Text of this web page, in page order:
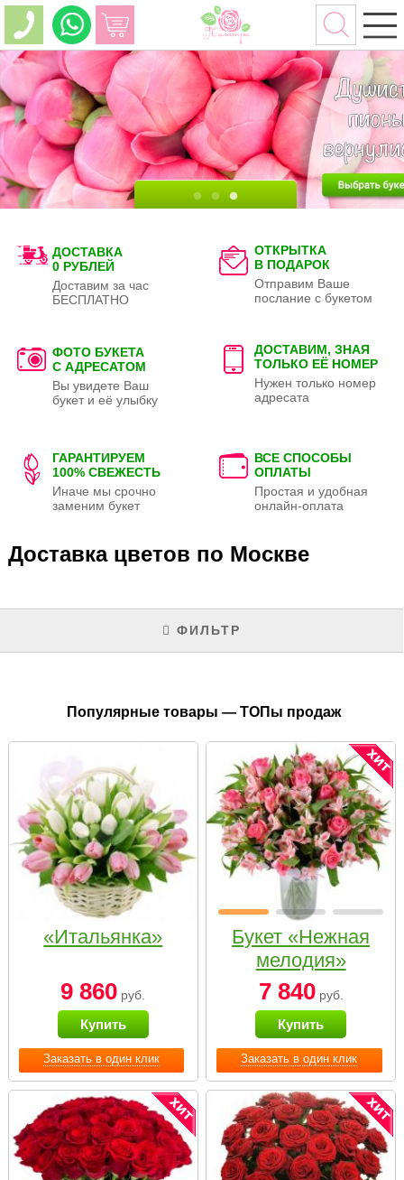
ДОСТАВКА
0 РУБЛЕЙ
Доставим за час
БЕСПЛАТНО
ОТКРЫТКА
В ПОДАРОК
Отправим Ваше
послание с букетом
ФОТО БУКЕТА
С АДРЕСАТОМ
Вы увидете Ваш
букет и её улыбку
ДОСТАВИМ, ЗНАЯ
ТОЛЬКО ЕЁ НОМЕР
Нужен только номер
адресата
ГАРАНТИРУЕМ
100% СВЕЖЕСТЬ
Иначе мы срочно
заменим букет
ВСЕ СПОСОБЫ
ОПЛАТЫ
Простая и удобная
онлайн-оплата
Доставка цветов по Москве
ФИЛЬТР
Популярные товары — ТОПы продаж
Заказать в один клик
«Итальянка»
9 860 руб.
Купить
Заказать в один клик
Букет «Нежная
мелодия»
7 840руб.
Купить